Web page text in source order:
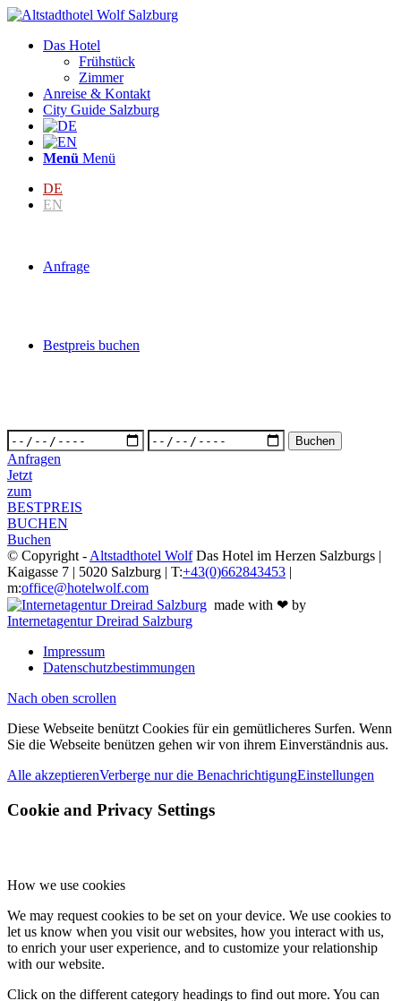
Das Hotel
Frühstück
Zimmer
Anreise & Kontakt
City Guide Salzburg
Menü Menü
DE
EN
Anfrage
Bestpreis buchen
Anfragen
Jetzt
zum
BESTPREIS
BUCHEN
Buchen
© Copyright - Altstadthotel WolfDas Hotel im Herzen Salzburgs |
Kaigasse 7 | 5020 Salzburg | T:+43(0)662843453 |
m:office@hotelwolf.com
made with ❤ by
Internetagentur Dreirad Salzburg
Impressum
Datenschutzbestimmungen
Nach oben scrollen
Diese Webseite benützt Cookies für ein gemütlicheres Surfen. Wenn
Sie die Webseite benützen gehen wir von ihrem Einverständnis aus.
Alle akzeptierenVerberge nur die BenachrichtigungEinstellungen
Cookie and Privacy Settings
How we use cookies
We may request cookies to be set on your device. We use cookies to
let us know when you visit our websites, how you interact with us,
to enrich your user experience, and to customize your relationship
with our website.
Click on the different category headings to find out more. You can